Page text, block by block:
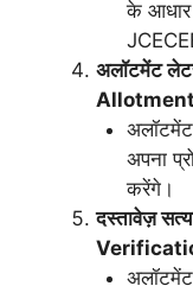
के आधार
अलॉटमेंट
अलॉटमेंट
अपना
करेंगे।
दस्तावेज़
अलॉटमेंट